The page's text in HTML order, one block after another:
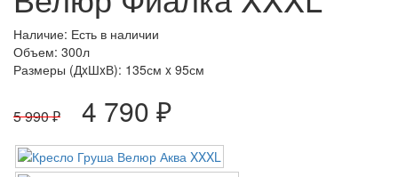
Наличие: Есть в наличии
Объем: 300л
Размеры (ДxШxВ): 135см x 95см
5 990 ₽ 4 790 ₽